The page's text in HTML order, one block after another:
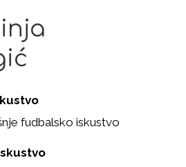
fudbalsko iskustvo